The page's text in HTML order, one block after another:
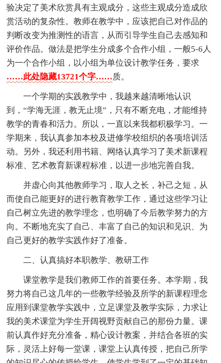
验决定了美术欣赏具有主观成分，这些主观成分造成欣
赏活动的复杂性。教师在教学中，应该把自己对作品的
判断改变为推测性的语言，从而引导学生自己去感知和
评价作品。做法是把学生分成多个合作小组，一般5-6人
为一个合作小组，以小组为单位设计教学任务，要求
……此处隐藏13721个字……质。
一个学期的实践教学中，我越来越清晰地认识
到，“学海无涯，教无止境”，只有不断充电，才能维持
教学的青春和活力。所以，一直以来我都积极学习。一
学期来，我认真参加本校及进修学校组织的各项培训活
动。另外，我还利用书籍、网络认真学习了美术新课程
标准、艺术教育新课程标准，以进一步地完善自我。
并虚心向其他教师学习，取人之长，补己之短，从
而使自己能更好的进行教育教学工作，通过这些学习让
自己树立先进的教学理念，也明确了今后教学努力的方
向。不断地充实了自己、丰富了自己的知识和见识、为
自己更好的教学实践作好了准备。
二、认真搞好本职教学、教研工作
课堂教学是我们教师工作的首要任务。本学期，我
努力将自己这几年的一些教学经验及所学的新课程理念
应用到课堂教学实践中，立足课堂及教学实际，力求让
我的美术课堂为学生开阔视野贡献自己的那份力量。课
前认真作好充分准备，精心设计教案，并结合各班的实
际，灵活上好每一堂课，课堂上认真传授，把自己所学